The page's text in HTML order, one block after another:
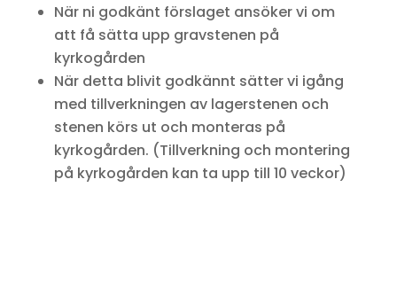
När ni godkänt förslaget ansöker vi om
att få sätta upp gravstenen på
kyrkogården
När detta blivit godkännt sätter vi igång
med tillverkningen av lagerstenen och
stenen körs ut och monteras på
kyrkogården. (Tillverkning och montering
på kyrkogården kan ta upp till 10 veckor)